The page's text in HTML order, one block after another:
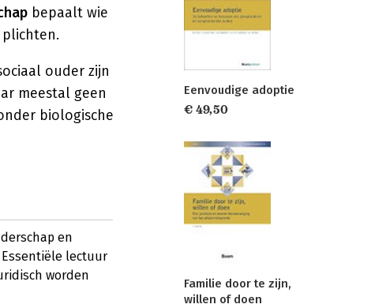
bepaalt wie
ouder zijn
meestal geen
biologische
en
lectuur
worden
Eenvoudige adoptie
€ 49,50
Familie door te zijn,
willen of doen